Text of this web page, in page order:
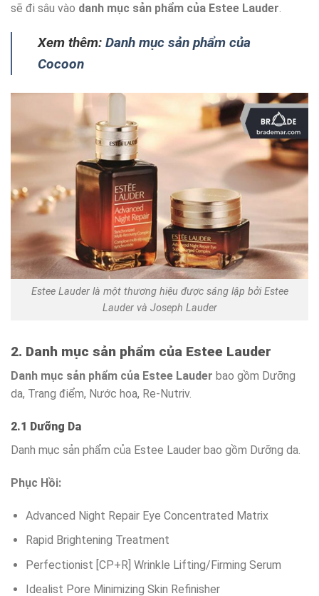
sẽ đi sâu vào danh mục sản phẩm của Estee Lauder.
Xem thêm: Danh mục sản phẩm của
Cocoon
Estee Lauder là một thương hiệu được sáng lập bởi Estee
Lauder và Joseph Lauder
2. Danh mục sản phẩm của Estee Lauder
Danh mục sản phẩm của Estee Lauder bao gồm Dưỡng
da, Trang điểm, Nước hoa, Re-Nutriv.
2.1 Dưỡng Da
Danh mục sản phẩm của Estee Lauder bao gồm Dưỡng da.
Phục Hồi:
Advanced Night Repair Eye Concentrated Matrix
Rapid Brightening Treatment
Perfectionist [CP+R] Wrinkle Lifting/Firming Serum
Idealist Pore Minimizing Skin Refinisher